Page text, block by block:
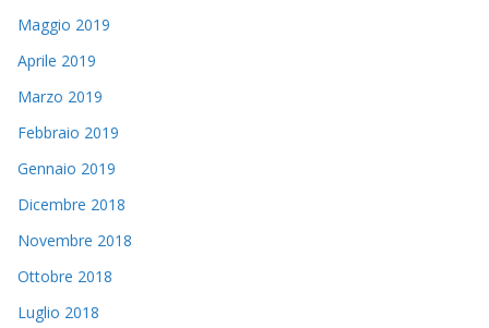
Maggio 2019
Aprile 2019
Marzo 2019
Febbraio 2019
Gennaio 2019
Dicembre 2018
Novembre 2018
Ottobre 2018
Luglio 2018